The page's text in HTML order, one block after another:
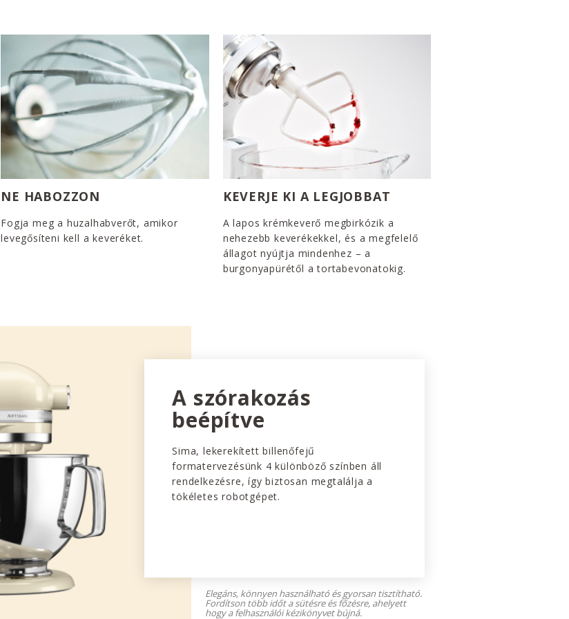
NE HABOZZON
Fogja meg a huzalhabverőt, amikor
levegősíteni kell a keveréket.
KEVERJE KI A LEGJOBBAT
A lapos krémkeverő megbirkózik a
nehezebb keverékekkel, és a megfelelő
állagot nyújtja mindenhez – a
burgonyapürétől a tortabevonatokig.
A szórakozás
beépítve
Sima, lekerekített billenőfejű
formatervezésünk 4 különböző színben áll
rendelkezésre, így biztosan megtalálja a
tökéletes robotgépet.
Elegáns, könnyen használható és gyorsan tisztítható.
Fordítson több időt a sütésre és főzésre, ahelyett
hogy a felhasználói kézikönyvet bújná.